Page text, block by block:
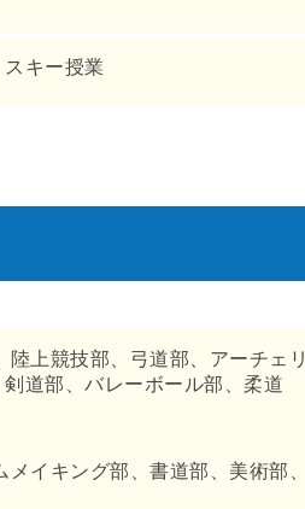
キー授業
陸上競技部、弓道部、アーチェリ
道部、バレーボール部、柔道
イキング部、書道部、美術部、